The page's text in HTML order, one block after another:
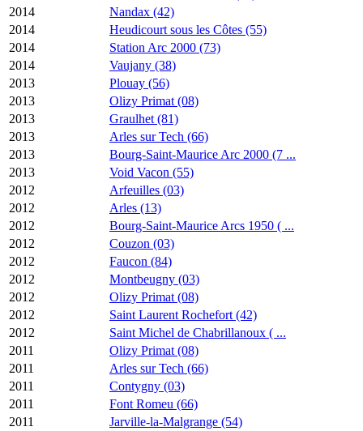
2014
Nandax (42)
2014
Heudicourt sous les Côtes (55)
2014
Station Arc 2000 (73)
2014
Vaujany (38)
2013
Plouay (56)
2013
Olizy Primat (08)
2013
Graulhet (81)
2013
Arles sur Tech (66)
2013
Bourg-Saint-Maurice Arc 2000 (7 ...
2013
Void Vacon (55)
2012
Arfeuilles (03)
2012
Arles (13)
2012
Bourg-Saint-Maurice Arcs 1950 ( ...
2012
Couzon (03)
2012
Faucon (84)
2012
Montbeugny (03)
2012
Olizy Primat (08)
2012
Saint Laurent Rochefort (42)
2012
Saint Michel de Chabrillanoux ( ...
2011
Olizy Primat (08)
2011
Arles sur Tech (66)
2011
Contygny (03)
2011
Font Romeu (66)
2011
Jarville-la-Malgrange (54)